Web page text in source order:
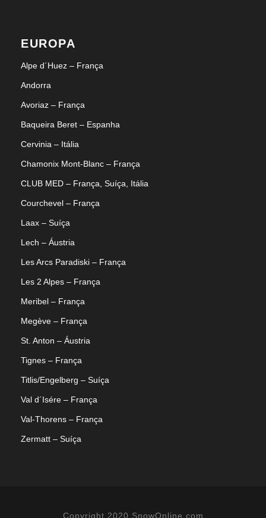
EUROPA
Alpe d´Huez – França
Andorra
Avoriaz – França
Baqueira Beret – Espanha
Cervinia – Itália
Chamonix Mont-Blanc – França
CLUB MED – França, Suíça, Itália
Courchevel – França
Laax – Suíça
Lech – Áustria
Les Arcs Paradiski – França
Les 2 Alpes – França
Meribel – França
Megève – França
St. Anton – Áustria
Tignes – França
Titlis/Engelberg – Suíça
Val d´Isére – França
Val-Thorens – França
Zermatt – Suíça
Copyright 2020 SnowOnline.com